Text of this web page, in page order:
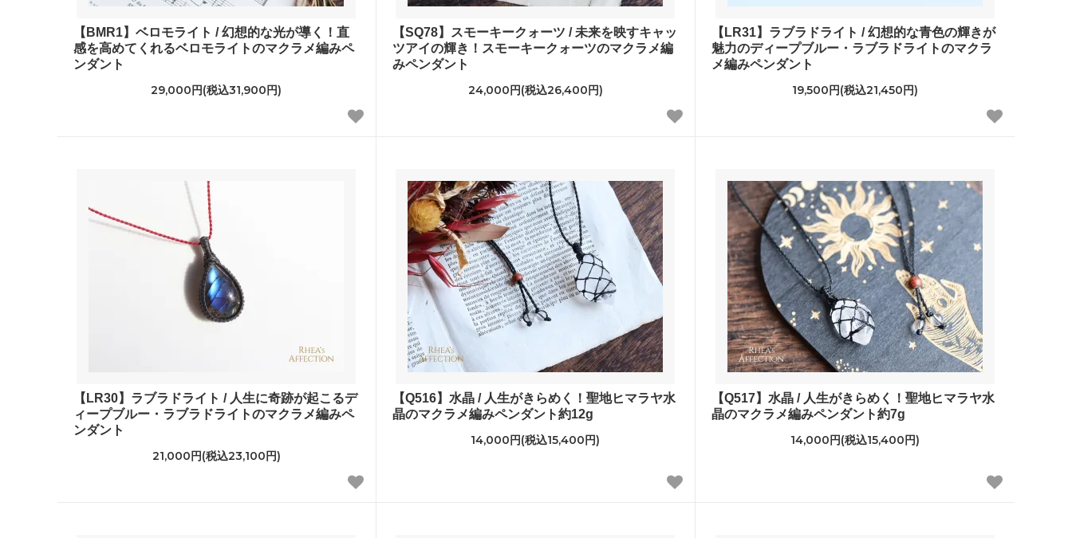
【BMR1】ベロモライト / 幻想的な光が導く！直
感を高めてくれるベロモライトのマクラメ編みペ
ンダント
29,000円(税込31,900円)
【SQ78】スモーキークォーツ / 未来を映すキャッ
ツアイの輝き！スモーキークォーツのマクラメ編
みペンダント
24,000円(税込26,400円)
【LR31】ラブラドライト / 幻想的な青色の輝きが
魅力のディープブルー・ラブラドライトのマクラ
メ編みペンダント
19,500円(税込21,450円)
【LR30】ラブラドライト / 人生に奇跡が起こるデ
ィープブルー・ラブラドライトのマクラメ編みペ
ンダント
21,000円(税込23,100円)
【Q516】水晶 / 人生がきらめく！聖地ヒマラヤ水
晶のマクラメ編みペンダント約12g
14,000円(税込15,400円)
【Q517】水晶 / 人生がきらめく！聖地ヒマラヤ水
晶のマクラメ編みペンダント約7g
14,000円(税込15,400円)